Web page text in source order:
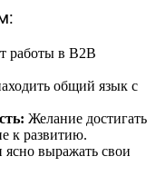
работы в B2B
общий язык с
Желание достигать
к развитию.
ясно выражать свои